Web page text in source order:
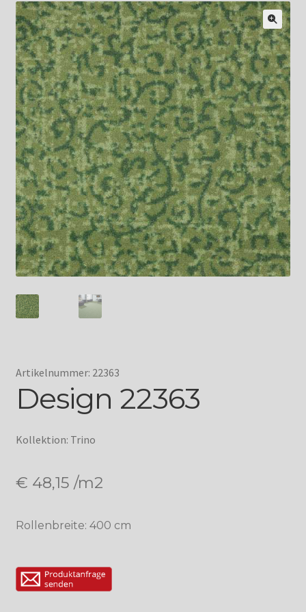
Artikelnummer: 22363
Design 22363
Kollektion: Trino
€ 48,15 /m2
Rollenbreite: 400 cm